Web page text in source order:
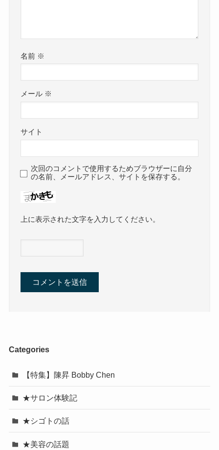
名前 ※
メール ※
サイト
次回のコメントで使用するためブラウザーに自分
の名前、メールアドレス、サイトを保存する。
上に表示された文字を入力してください。
Categories
【特集】陳昇 Bobby Chen
★サロン体験記
★シゴトの話
★美容の話題